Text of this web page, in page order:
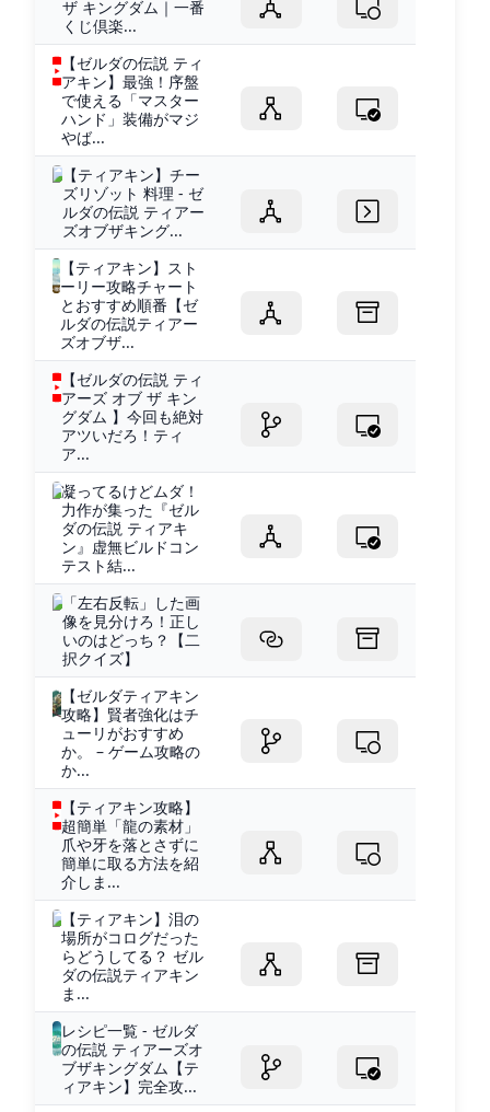
ザ キングダム｜一番
くじ倶楽...
【ゼルダの伝説 ティ
アキン】最強！序盤
で使える「マスター
ハンド」装備がマジ
やば...
【ティアキン】チー
ズリゾット 料理 - ゼ
ルダの伝説 ティアー
ズオブザキング...
【ティアキン】スト
ーリー攻略チャート
とおすすめ順番【ゼ
ルダの伝説ティアー
ズオブザ...
【ゼルダの伝説 ティ
アーズ オブ ザ キン
グダム 】今回も絶対
アツいだろ！ティ
ア...
凝ってるけどムダ！
力作が集った『ゼル
ダの伝説 ティアキ
ン』虚無ビルドコン
テスト結...
「左右反転」した画
像を見分けろ！正し
いのはどっち？【二
択クイズ】
【ゼルダティアキン
攻略】賢者強化はチ
ューリがおすすめ
か。 – ゲーム攻略の
か...
【ティアキン攻略】
超簡単「龍の素材」
爪や牙を落とさずに
簡単に取る方法を紹
介しま...
【ティアキン】泪の
場所がコログだった
らどうしてる？ ゼル
ダの伝説ティアキン
ま...
レシピ一覧 - ゼルダ
の伝説 ティアーズオ
ブザキングダム【テ
ィアキン】完全攻...